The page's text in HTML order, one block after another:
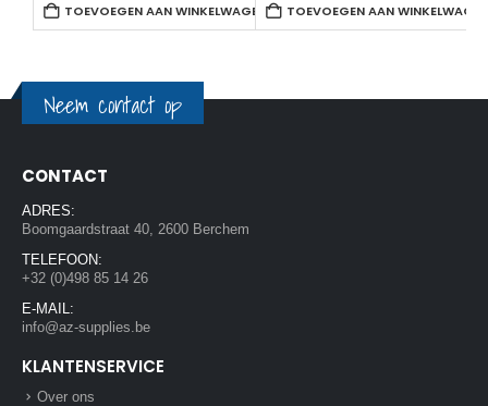
TOEVOEGEN AAN WINKELWAGEN TOEVOEGEN AAN
Neem contact op
CONTACT
ADRES:
Boomgaardstraat 40, 2600 Berchem
TELEFOON:
+32 (0)498 85 14 26
E-MAIL:
info@az-supplies.be
KLANTENSERVICE
Over ons